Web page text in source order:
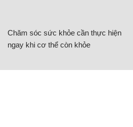
Chăm sóc sức khỏe cần thực hiện
ngay khi cơ thể còn khỏe